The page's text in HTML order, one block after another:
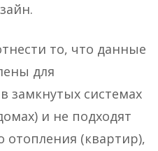
то, что данные
для
замкнутых системах
и не подходят
отопления (квартир),